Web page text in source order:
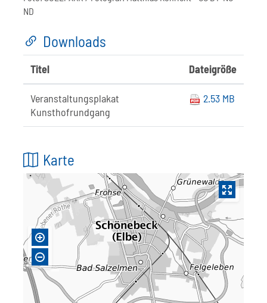
ND
Downloads
Titel Dateigröße
Veranstaltungsplakat
Kunsthofrundgang
2.53 MB
Karte